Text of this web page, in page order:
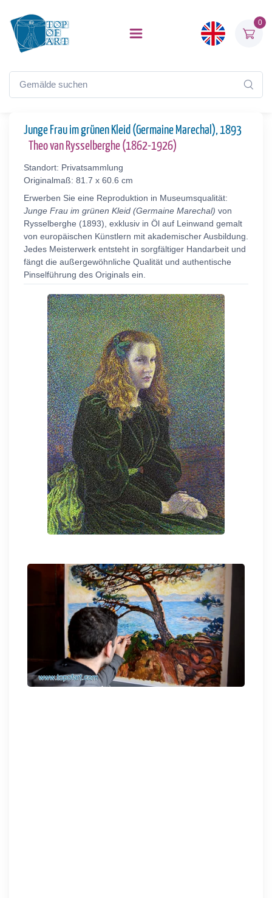
0
Junge Frau im grünen Kleid (Germaine Marechal), 1893
Theo van Rysselberghe (1862-1926)
Standort: Privatsammlung
Originalmaß: 81.7 x 60.6 cm
Erwerben Sie eine Reproduktion in Museumsqualität:
Junge Frau im grünen Kleid (Germaine Marechal) von
Rysselberghe (1893), exklusiv in Öl auf Leinwand gemalt
von europäischen Künstlern mit akademischer Ausbildung.
Jedes Meisterwerk entsteht in sorgfältiger Handarbeit und
fängt die außergewöhnliche Qualität und authentische
Pinselführung des Originals ein.